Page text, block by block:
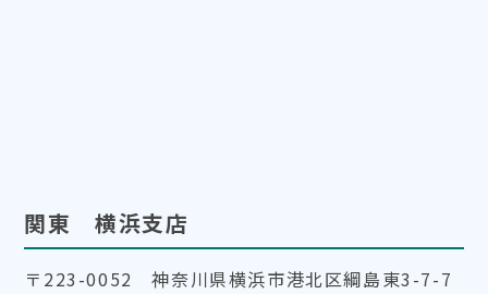
関東 横浜支店
〒223-0052 神奈川県横浜市港北区綱島東3-7-7